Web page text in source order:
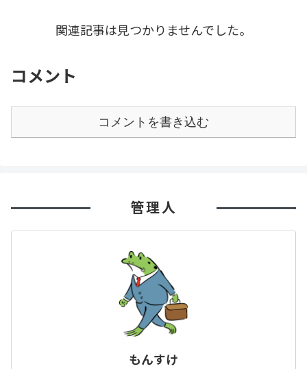
関連記事は見つかりませんでした。
コメント
コメントを書き込む
管理人
もんすけ